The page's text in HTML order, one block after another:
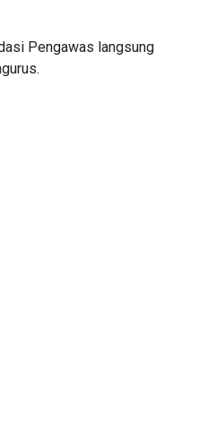
Pengawas langsung